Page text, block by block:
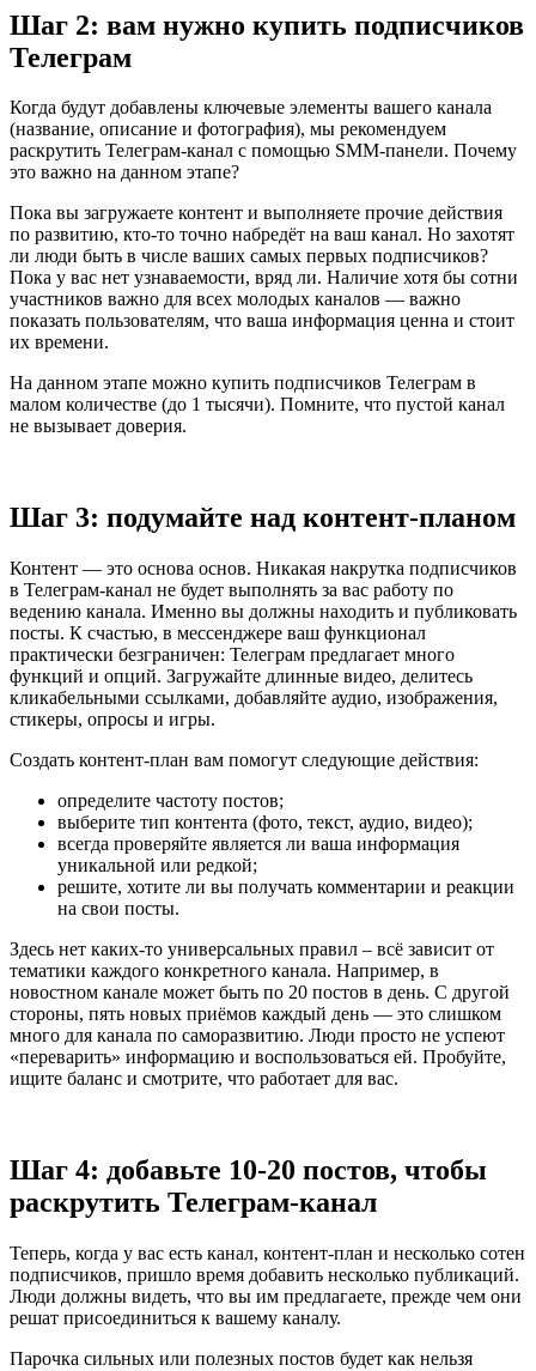
Шаг 2: вам нужно купить подписчиков
Телеграм
Когда будут добавлены ключевые элементы вашего канала
(название, описание и фотография), мы рекомендуем
раскрутить Телеграм-канал с помощью SMM-панели. Почему
это важно на данном этапе?
Пока вы загружаете контент и выполняете прочие действия
по развитию, кто-то точно набредёт на ваш канал. Но захотят
ли люди быть в числе ваших самых первых подписчиков?
Пока у вас нет узнаваемости, вряд ли. Наличие хотя бы сотни
участников важно для всех молодых каналов — важно
показать пользователям, что ваша информация ценна и стоит
их времени.
На данном этапе можно купить подписчиков Телеграм в
малом количестве (до 1 тысячи). Помните, что пустой канал
не вызывает доверия.
Шаг 3: подумайте над контент-планом
Контент — это основа основ. Никакая накрутка подписчиков
в Телеграм-канал не будет выполнять за вас работу по
ведению канала. Именно вы должны находить и публиковать
посты. К счастью, в мессенджере ваш функционал
практически безграничен: Телеграм предлагает много
функций и опций. Загружайте длинные видео, делитесь
кликабельными ссылками, добавляйте аудио, изображения,
стикеры, опросы и игры.
Создать контент-план вам помогут следующие действия:
определите частоту постов;
выберите тип контента (фото, текст, аудио, видео);
всегда проверяйте является ли ваша информация
уникальной или редкой;
решите, хотите ли вы получать комментарии и реакции
на свои посты.
Здесь нет каких-то универсальных правил – всё зависит от
тематики каждого конкретного канала. Например, в
новостном канале может быть по 20 постов в день. С другой
стороны, пять новых приёмов каждый день — это слишком
много для канала по саморазвитию. Люди просто не успеют
«переварить» информацию и воспользоваться ей. Пробуйте,
ищите баланс и смотрите, что работает для вас.
Шаг 4: добавьте 10-20 постов, чтобы
раскрутить Телеграм-канал
Теперь, когда у вас есть канал, контент-план и несколько сотен
подписчиков, пришло время добавить несколько публикаций.
Люди должны видеть, что вы им предлагаете, прежде чем они
решат присоединиться к вашему каналу.
Парочка сильных или полезных постов будет как нельзя